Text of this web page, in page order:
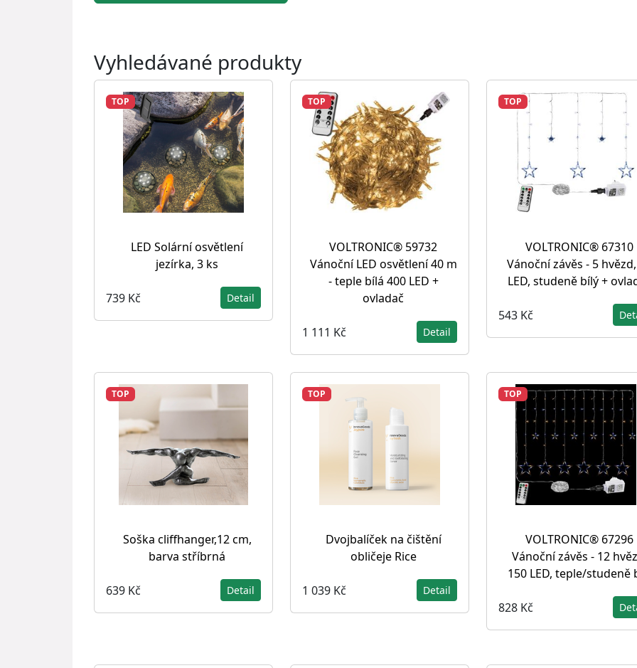
Vyhledávané produkty
TOP
LED Solární osvětlení
jezírka, 3 ks
739 Kč Detail
TOP
VOLTRONIC® 59732
Vánoční LED osvětlení 40 m
- teple bílá 400 LED +
ovladač
1 111 Kč Detail
TOP
VOLTRONIC® 67310
Vánoční závěs - 5
LED, studeně bílý +
543 Kč
TOP
Soška cliffhanger,12 cm,
barva stříbrná
639 Kč Detail
TOP
Dvojbalíček na čištění
obličeje Rice
1 039 Kč Detail
TOP
VOLTRONIC® 67296
Vánoční závěs - 12
150 LED, teple/studeně
828 Kč